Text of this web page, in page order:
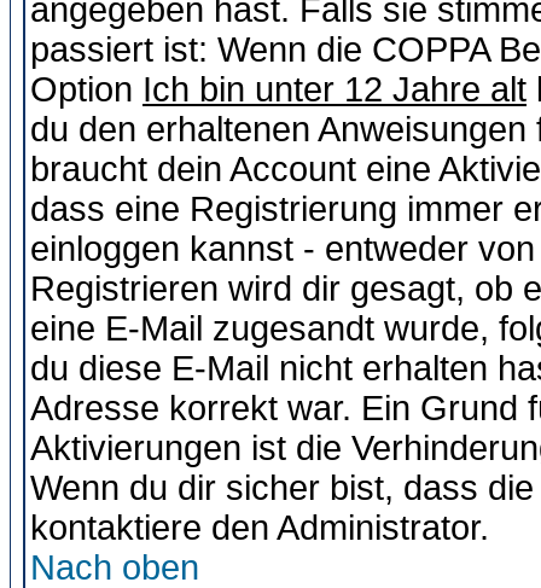
angegeben hast. Falls sie
passiert ist: Wenn die COPPA
Option Ich bin unter 12 Jahre alt
du den erhaltenen
braucht dein Account eine
dass eine Registrierung immer
einloggen kannst - entweder
Registrieren wird dir gesagt, ob
eine E-Mail zugesandt wurde,
du diese E-Mail nicht erhalten
Adresse korrekt war. Ein Grund
Aktivierungen ist die
Wenn du dir sicher bist, dass
kontaktiere den Administrator.
Nach oben